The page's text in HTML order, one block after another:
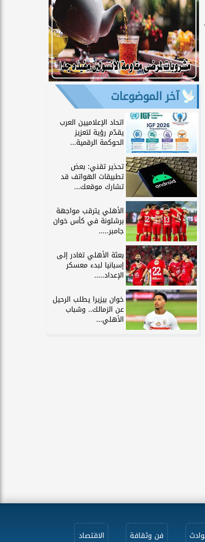
آخر الموضوعات
اتحاد الإعلاميين العرب
يقدّم رؤية لتعزيز
الحوكمة الرقمية...
تحذير تقني: بعض
تطبيقات الهواتف قد
تشارك موقعك...
الأهلي يترقب مواجهة
برشلونة في كأس خوان
جامبر.....
بعثة الأهلي تغادر إلى
إسبانيا لبدء معسكر
الإعداد.....
خوان بيزيرا يطلب الرحيل
عن الزمالك.. وشباب
الأهلي...
فن وثقافة الاقتصاد